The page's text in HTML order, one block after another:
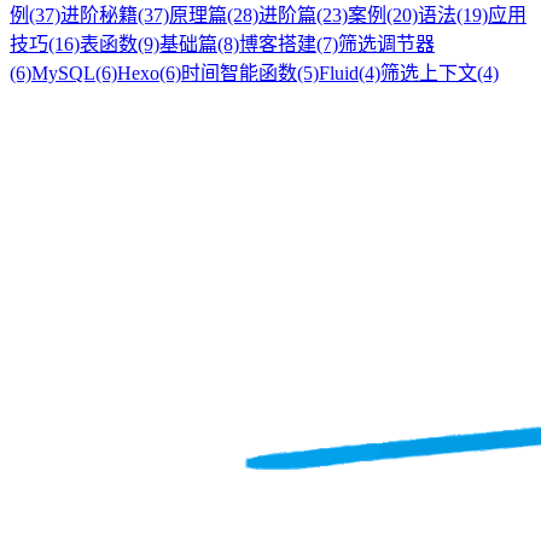
例 (37)进阶秘籍(37)原理篇(28)进阶篇(23)案例 (20)语法(19)应用
技巧(16)表函数(9)基础篇(8)博客搭建(7)筛选调节器
(6)MySQL(6)Hexo(6)时间智能函数(5)Fluid(4)筛选上下文(4)